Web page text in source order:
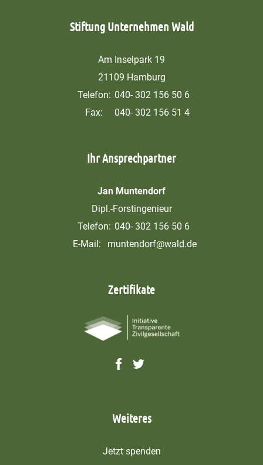
Stiftung Unternehmen Wald
Am Inselpark 19
21109 Hamburg
Telefon: 040- 302 156 50 6
Fax:
040- 302 156 51 4
Ihr Ansprechpartner
Jan Muntendorf
Dipl.-Forstingenieur
Telefon: 040- 302 156 50 6
E-Mail:
muntendorf@wald.de
Zertifikate
Weiteres
Jetzt spenden